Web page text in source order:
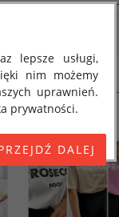
lepsze usługi,
nim możemy
uprawnień.
prywatności.
679 z dnia 27
i w sprawie
"ORODO",
Cię o
roku. Poniżej